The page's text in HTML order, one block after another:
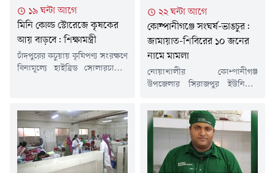
১৯ ঘন্টা আগে
মিনি কোল্ড স্টোরেজে কৃষকের
আয় বাড়বে: শিক্ষামন্ত্রী
চাঁদপুরের কচুয়ায় কৃষিপণ্য সংরক্ষণে
বিনামূল্যে হাইব্রিড সোলারচালিত
বাস্তবায়িত এ উদ্যোগ কৃষকদের
উৎপাদিত ফসল সংরক্ষণ,
ন্যায্যমূল্য নিশ্চিত এবং আয়
বৃদ্ধিতে গুরুত্বপূর্ণ ভূমিকা রাখবে
বলে মন্তব্য করেছেন শিক্ষা,
২২ ঘন্টা আগে
কোম্পানীগঞ্জে সংঘর্ষ-ভাঙচুর:
জামায়াত-শিবিরের ১০ জনের
নামে মামলা
নোয়াখালীর কোম্পানীগঞ্জ
উপজেলার সিরাজপুর ইউনিয়নে
মধ্যে সংঘর্ষ এবং স্থানীয় বিএনপি
কার্যালয়ে ভাঙচুরের ঘটনায়
জামায়াত-শিবিরের ১০ নেতাকর্মীর
নাম উল্লেখ করে অজ্ঞাত আরও ৩০
থেকে ৪০ জনকে আসামি করে
মামলা দায়ের করা হয়েছে।শুক্রবার